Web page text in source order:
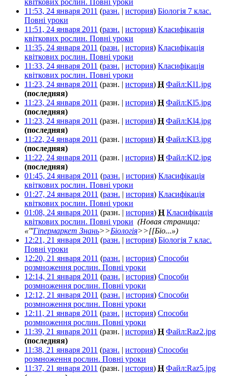
11:53, 24 января 2011 (разн. | история) Біологія 7 клас.
Повні уроки
11:51, 24 января 2011 (разн. | история) Класифікація
квіткових рослин. Повні уроки
11:35, 24 января 2011 (разн. | история) Класифікація
квіткових рослин. Повні уроки
11:33, 24 января 2011 (разн. | история) Класифікація
квіткових рослин. Повні уроки
11:23, 24 января 2011 (разн. | история) Н Файл:Kl1.jpg
(последняя)
11:23, 24 января 2011 (разн. | история) Н Файл:Kl5.jpg
(последняя)
11:23, 24 января 2011 (разн. | история) Н Файл:Kl4.jpg
(последняя)
11:22, 24 января 2011 (разн. | история) Н Файл:Kl3.jpg
(последняя)
11:22, 24 января 2011 (разн. | история) Н Файл:Kl2.jpg
(последняя)
01:45, 24 января 2011 (разн. | история) Класифікація
квіткових рослин. Повні уроки
01:27, 24 января 2011 (разн. | история) Класифікація
квіткових рослин. Повні уроки
01:08, 24 января 2011 (разн. | история) Н Класифікація
квіткових рослин. Повні уроки (Новая страница:
«'''Гіпермаркет Знань>>Біологія>>[[Біо...»)
12:21, 21 января 2011 (разн. | история) Біологія 7 клас.
Повні уроки
12:20, 21 января 2011 (разн. | история) Способи
розмноження рослин. Повні уроки
12:14, 21 января 2011 (разн. | история) Способи
розмноження рослин. Повні уроки
12:12, 21 января 2011 (разн. | история) Способи
розмноження рослин. Повні уроки
12:11, 21 января 2011 (разн. | история) Способи
розмноження рослин. Повні уроки
11:39, 21 января 2011 (разн. | история) Н Файл:Raz2.jpg
(последняя)
11:38, 21 января 2011 (разн. | история) Способи
розмноження рослин. Повні уроки
11:37, 21 января 2011 (разн. | история) Н Файл:Raz5.jpg